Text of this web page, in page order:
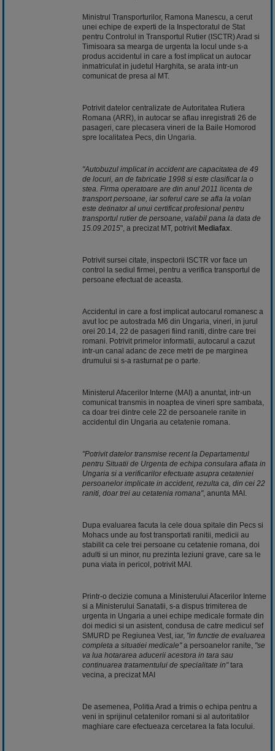
Ministrul Transporturilor, Ramona Manescu, a cerut
unei echipe de experti de la Inspectoratul de Stat
pentru Controlul in Transportul Rutier (ISCTR) Arad si
Timisoara sa mearga de urgenta la locul unde s-a
produs accidentul in care a fost implicat un autocar
inmatriculat in judetul Harghita, se arata intr-un
comunicat de presa al MT.
Potrivit datelor centralizate de Autoritatea Rutiera
Romana (ARR), in autocar se aflau inregistrati 26 de
pasageri, care plecasera vineri de la Baile Homorod
spre localitatea Pecs, din Ungaria
"Autobuzul implicat in accident are capacitatea de 49
de locuri, an de fabricatie 1998 si este clasificat la o
stea. Firma operatoare are din anul 2011 licenta de
transport persoane, iar soferul care se afla la volan
este detinator al unui certificat profesional pentru
transportul rutier de persoane, valabil pana la data de
15.09.2015", a precizat MT, potrivit Mediafax
Potrivit sursei citate, inspectorii ISCTR vor face un
control la sediul firmei, pentru a verifica transportul de
persoane efectuat de aceasta.
Accidentul in care a fost implicat autocarul romanesc a
avut loc pe autostrada M6 din Ungaria, vineri, in jurul
orei 20.14, 22 de pasageri fiind raniti, dintre care trei
romani. Potrivit primelor informatii, autocarul a cazut
intr-un canal adanc de zece metri de pe marginea
drumului si s-a rasturnat pe o parte.
Ministerul Afacerilor Interne (MAI) a anuntat, intr-un
comunicat transmis in noaptea de vineri spre sambata,
ca doar trei dintre cele 22 de persoanele ranite in
accidentul din Ungaria au cetatenie romana.
"Potrivit datelor transmise recent la Departamentul
pentru Situatii de Urgenta de echipa consulara aflata in
Ungaria si a verificarilor efectuate asupra cetateniei
persoanelor implicate in accident, rezulta ca, din cei 22
raniti, doar trei au cetatenia romana", anunta MAI.
Dupa evaluarea facuta la cele doua spitale din Pecs si
Mohacs unde au fost transportati ranitii, medicii au
stabilit ca cele trei persoane cu cetatenie romana, doi
adulti si un minor, nu prezinta leziuni grave, care sa le
puna viata in pericol, potrivit MAI.
Printr-o decizie comuna a Ministerului Afacerilor Interne
si a Ministerului Sanatatii, s-a dispus trimiterea de
urgenta in Ungaria a unei echipe medicale formate din
doi medici si un asistent, condusa de catre medicul sef
SMURD pe Regiunea Vest, iar, "in functie de evaluarea
completa a situatiei medicale"a persoanelor ranite, "se
va lua hotararea aducerii acestora in tara sau
continuarea tratamentului de specialitate in"tara
vecina, a precizat MAI
De asemenea, Politia Arad a trimis o echipa pentru a
veni in sprijinul cetatenilor romani si al autoritatilor
maghiare care efectueaza cercetarea la fata locului.